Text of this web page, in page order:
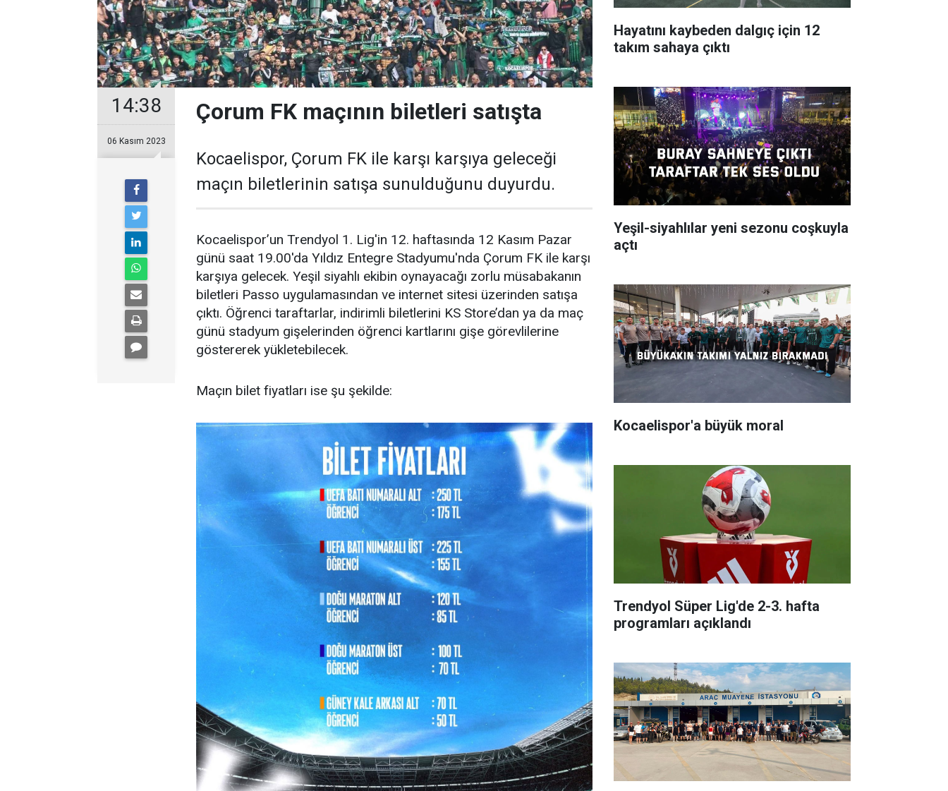
14:38
06 Kasım 2023
Çorum FK maçının biletleri satışta
Kocaelispor, Çorum FK ile karşı karşıya geleceği
maçın biletlerinin satışa sunulduğunu duyurdu.
Kocaelispor’un Trendyol 1. Lig'in 12. haftasında 12 Kasım Pazar
günü saat 19.00'da Yıldız Entegre Stadyumu'nda Çorum FK ile karşı
karşıya gelecek. Yeşil siyahlı ekibin oynayacağı zorlu müsabakanın
biletleri Passo uygulamasından ve internet sitesi üzerinden satışa
çıktı. Öğrenci taraftarlar, indirimli biletlerini KS Store’dan ya da maç
günü stadyum gişelerinden öğrenci kartlarını gişe görevlilerine
göstererek yükletebilecek.
Maçın bilet fiyatları ise şu şekilde:
Hayatını kaybeden dalgıç için 12
takım sahaya çıktı
Yeşil-siyahlılar yeni sezonu coşkuyla
açtı
Kocaelispor'a büyük moral
Trendyol Süper Lig'de 2-3. hafta
programları açıklandı